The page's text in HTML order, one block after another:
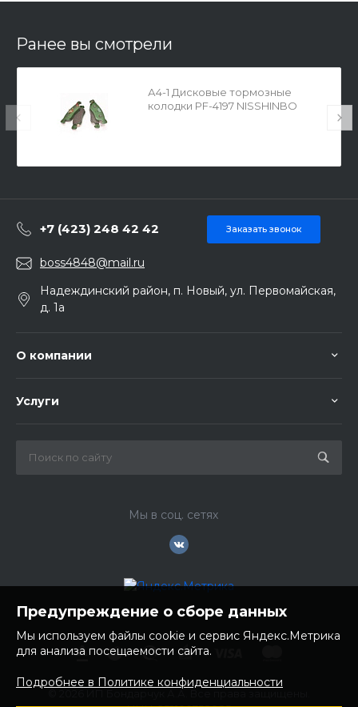
Ранее вы смотрели
А4-1 Дисковые тормозные
колодки PF-4197 NISSHINBO
+7 (423) 248 42 42 Заказать звонок
boss4848@mail.ru
Надеждинский район, п. Новый, ул. Первомайская,
д. 1а
О компании
Услуги
Мы в соц. сетях
Предупреждение о сборе данных
Мы используем файлы cookie и сервис Яндекс.Метрика
для анализа посещаемости сайта.
Подробнее в Политике конфиденциальности